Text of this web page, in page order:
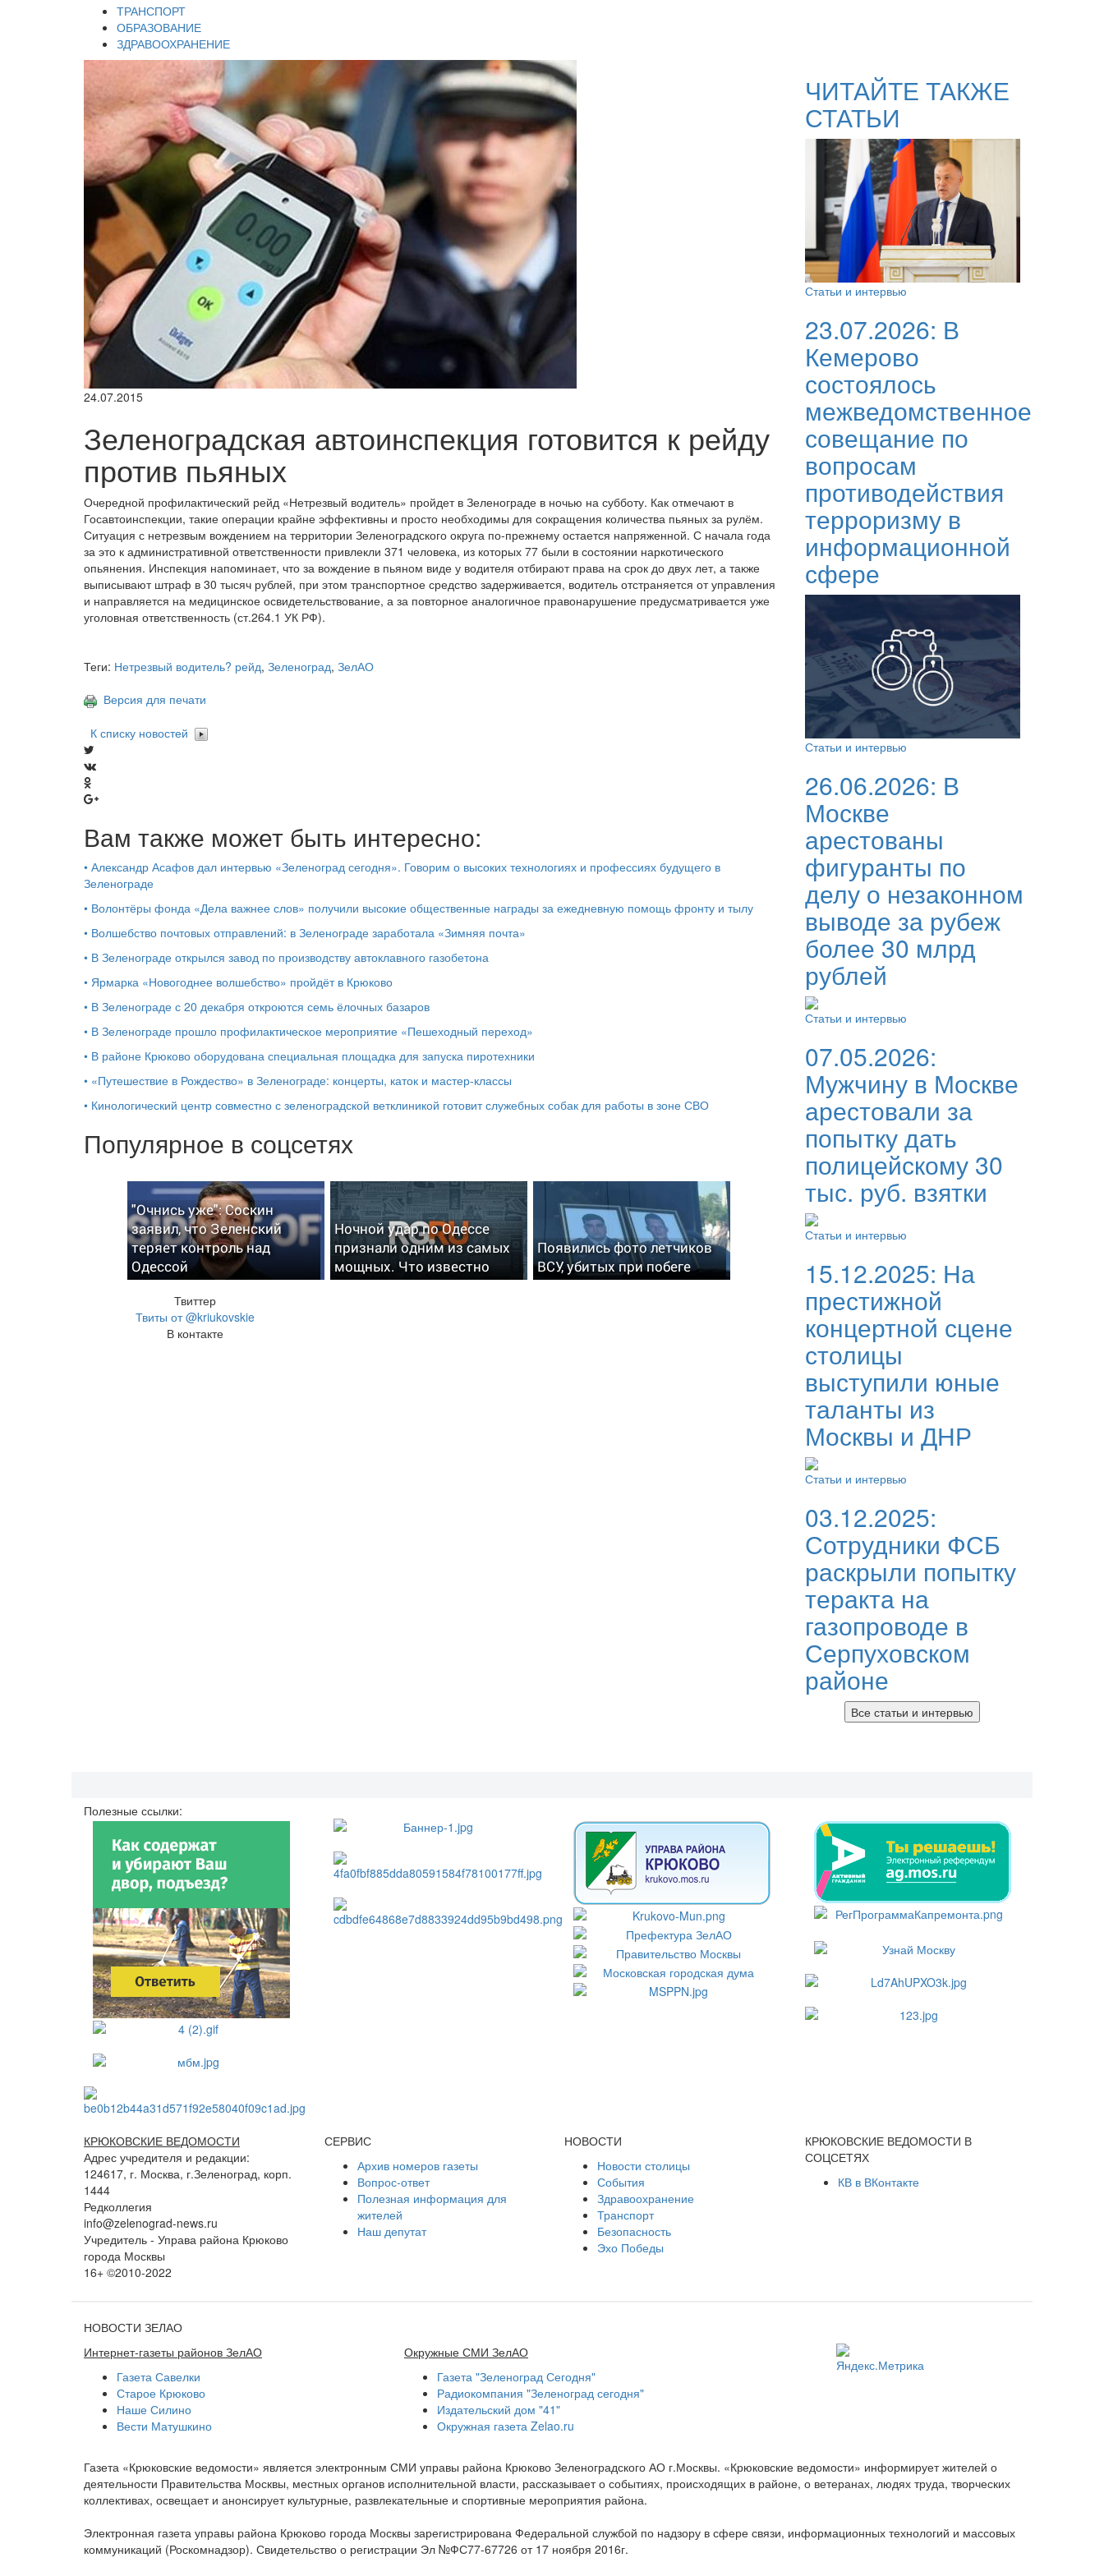
ТРАНСПОРТ
ОБРАЗОВАНИЕ
ЗДРАВООХРАНЕНИЕ
24.07.2015
Зеленоградская автоинспекция готовится к рейду
против пьяных
Очередной профилактический рейд «Нетрезвый водитель» пройдет в Зеленограде в ночью на субботу. Как отмечают в
Госавтоинспекции, такие операции крайне эффективны и просто необходимы для сокращения количества пьяных за рулём.
Ситуация с нетрезвым вождением на территории Зеленоградского округа по-прежнему остается напряженной. С начала года
за это к административной ответственности привлекли 371 человека, из которых 77 были в состоянии наркотического
опьянения. Инспекция напоминает, что за вождение в пьяном виде у водителя отбирают права на срок до двух лет, а также
выписывают штраф в 30 тысяч рублей, при этом транспортное средство задерживается, водитель отстраняется от управления
и направляется на медицинское освидетельствование, а за повторное аналогичное правонарушение предусматривается уже
уголовная ответственность (ст.264.1 УК РФ).
Теги: Нетрезвый водитель? рейд, Зеленоград, ЗелАО
Версия для печати
К списку новостей
Вам также может быть интересно:
• Александр Асафов дал интервью «Зеленоград сегодня». Говорим о высоких технологиях и профессиях будущего в
Зеленограде
• Волонтёры фонда «Дела важнее слов» получили высокие общественные награды за ежедневную помощь фронту и тылу
• Волшебство почтовых отправлений: в Зеленограде заработала «Зимняя почта»
• В Зеленограде открылся завод по производству автоклавного газобетона
• Ярмарка «Новогоднее волшебство» пройдёт в Крюково
• В Зеленограде с 20 декабря откроются семь ёлочных базаров
• В Зеленограде прошло профилактическое мероприятие «Пешеходный переход»
• В районе Крюково оборудована специальная площадка для запуска пиротехники
• «Путешествие в Рождество» в Зеленограде: концерты, каток и мастер‑классы
• Кинологический центр совместно с зеленоградской ветклиникой готовит служебных собак для работы в зоне СВО
Популярное в соцсетях
"Очнись уже": Соскин
заявил, что Зеленский
теряет контроль над
Одессой
Ночной удар по Одессе
признали одним из самых
мощных. Что известно
Появились фото летчиков
ВСУ, убитых при побеге
Твиттер
Твиты от @kriukovskie
В контакте
ЧИТАЙТЕ ТАКЖЕ
СТАТЬИ
Статьи и интервью
23.07.2026: В
Кемерово
состоялось
межведомственное
совещание по
вопросам
противодействия
терроризму в
информационной
сфере
Статьи и интервью
26.06.2026: В
Москве
арестованы
фигуранты по
делу о незаконном
выводе за рубеж
более 30 млрд
рублей
Статьи и интервью
07.05.2026:
Мужчину в Москве
арестовали за
попытку дать
полицейскому 30
тыс. руб. взятки
Статьи и интервью
15.12.2025: На
престижной
концертной сцене
столицы
выступили юные
таланты из
Москвы и ДНР
Статьи и интервью
03.12.2025:
Сотрудники ФСБ
раскрыли попытку
теракта на
газопроводе в
Серпуховском
районе
Все статьи и интервью
Полезные ссылки:
КРЮКОВСКИЕ ВЕДОМОСТИ
Адрес учредителя и редакции:
124617, г. Москва, г.Зеленоград, корп.
1444
Редколлегия
info@zelenograd-news.ru
Учредитель - Управа района Крюково
города Москвы
16+ ©2010-2022
СЕРВИС
Архив номеров газеты
Вопрос-ответ
Полезная информация для
жителей
Наш депутат
НОВОСТИ
Новости столицы
События
Здравоохранение
Транспорт
Безопасность
Эхо Победы
КРЮКОВСКИЕ ВЕДОМОСТИ В
СОЦСЕТЯХ
КВ в ВКонтакте
НОВОСТИ ЗЕЛАО
Интернет-газеты районов ЗелАО
Газета Савелки
Старое Крюково
Наше Силино
Вести Матушкино
Окружные СМИ ЗелАО
Газета "Зеленоград Сегодня"
Радиокомпания "Зеленоград сегодня"
Издательский дом "41"
Окружная газета Zelao.ru
Газета «Крюковские ведомости» является электронным СМИ управы района Крюково Зеленоградского АО г.Москвы. «Крюковские ведомости» информирует жителей о
деятельности Правительства Москвы, местных органов исполнительной власти, рассказывает о событиях, происходящих в районе, о ветеранах, людях труда, творческих
коллективах, освещает и анонсирует культурные, развлекательные и спортивные мероприятия района.
Электронная газета управы района Крюково города Москвы зарегистрирована Федеральной службой по надзору в сфере связи, информационных технологий и массовых
коммуникаций (Роскомнадзор). Свидетельство о регистрации Эл №ФС77-67726 от 17 ноября 2016г.